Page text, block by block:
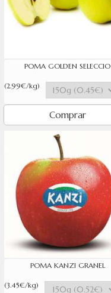
POMA GOLDEN SELECCIO
(2.99€/kg)
Comprar
POMA KANZI GRANEL
(3.45€/kg)